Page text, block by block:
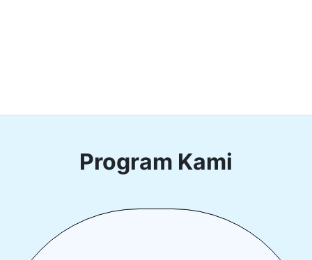
Program Kami